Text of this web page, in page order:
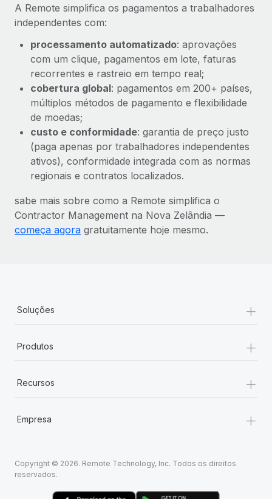
A Remote simplifica os pagamentos a trabalhadores
independentes com:
processamento automatizado: aprovações
com um clique, pagamentos em lote, faturas
recorrentes e rastreio em tempo real;
cobertura global: pagamentos em 200+ países,
múltiplos métodos de pagamento e flexibilidade
de moedas;
custo e conformidade: garantia de preço justo
(paga apenas por trabalhadores independentes
ativos), conformidade integrada com as normas
regionais e contratos localizados.
sabe mais sobre como a Remote simplifica o
Contractor Management na Nova Zelândia —
começa agora gratuitamente hoje mesmo.
Soluções +
Produtos +
Recursos +
Empresa +
Copyright © 2026. Remote Technology, Inc. Todos os direitos
reservados.